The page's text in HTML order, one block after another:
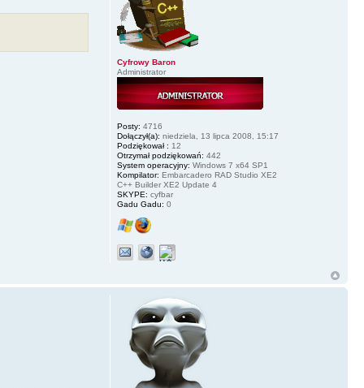
Cyfrowy Baron
Administrator
Posty: 4716
Dołączył(a): niedziela, 13 lipca 2008, 15:17
Podziękował : 12
Otrzymał podziękowań: 442
System operacyjny: Windows 7 x64 SP1
Kompilator: Embarcadero RAD Studio XE2
C++ Builder XE2 Update 4
SKYPE: cyfbar
Gadu Gadu: 0